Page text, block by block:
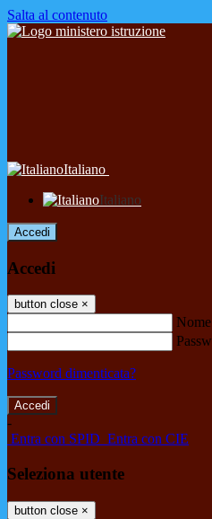
Salta al contenuto
Italiano
Italiano
Accedi
Accedi
button close ×
Password dimenticata?
-
Entra con SPID Entra con CIE
Seleziona utente
button close ×